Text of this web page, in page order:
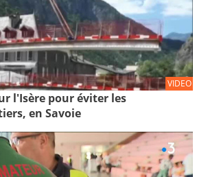
VIDEO
l'Isère pour éviter les
en Savoie